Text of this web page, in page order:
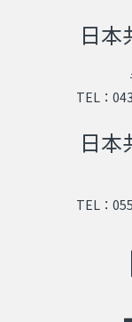
日本
TEL：
日本
TEL：